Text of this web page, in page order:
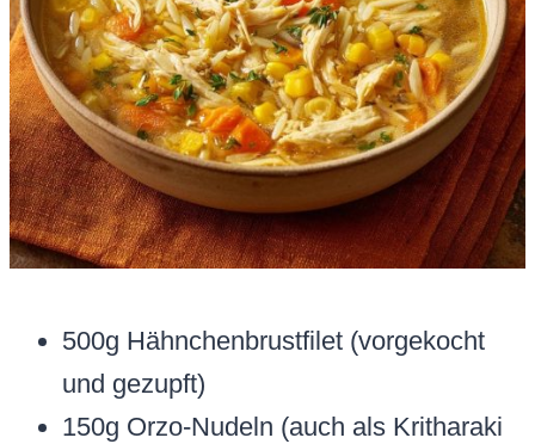
500g Hähnchenbrustfilet (vorgekocht
und gezupft)
150g Orzo-Nudeln (auch als Kritharaki